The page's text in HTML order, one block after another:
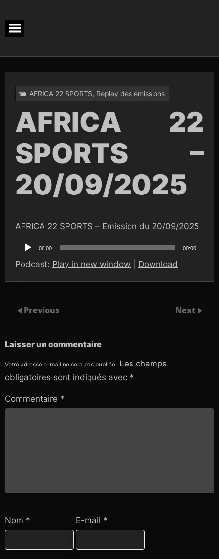
content
AFRICA 22 SPORTS, Replay des émissions
AFRICA 22
SPORTS –
20/09/2025
AFRICA 22 SPORTS – Emission du 20/09/2025
audio
00:00 00:00
Podcast: Play in new window Download
Previous Next
Laisser un commentaire
Votre adresse e-mail ne sera pas publiée. Les champs
obligatoires sont indiqués avec *
Commentaire *
Nom * E-mail *